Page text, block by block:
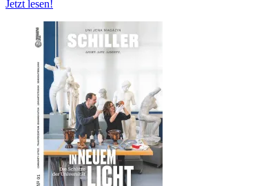
Jetzt lesen!